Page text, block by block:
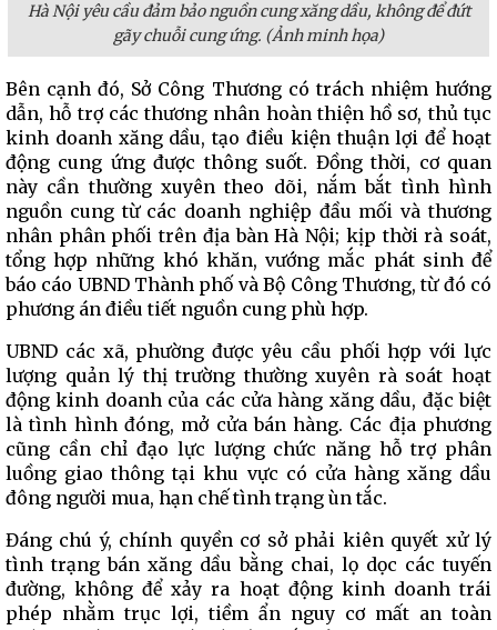
Hà Nội yêu cầu đảm bảo nguồn cung xăng dầu, không để đứt
gãy chuỗi cung ứng. (Ảnh minh họa)
Bên cạnh đó, Sở Công Thương có trách nhiệm hướng
dẫn, hỗ trợ các thương nhân hoàn thiện hồ sơ, thủ tục
kinh doanh xăng dầu, tạo điều kiện thuận lợi để hoạt
động cung ứng được thông suốt. Đồng thời, cơ quan
này cần thường xuyên theo dõi, nắm bắt tình hình
nguồn cung từ các doanh nghiệp đầu mối và thương
nhân phân phối trên địa bàn Hà Nội; kịp thời rà soát,
tổng hợp những khó khăn, vướng mắc phát sinh để
báo cáo UBND Thành phố và Bộ Công Thương, từ đó có
phương án điều tiết nguồn cung phù hợp.
UBND các xã, phường được yêu cầu phối hợp với lực
lượng quản lý thị trường thường xuyên rà soát hoạt
động kinh doanh của các cửa hàng xăng dầu, đặc biệt
là tình hình đóng, mở cửa bán hàng. Các địa phương
cũng cần chỉ đạo lực lượng chức năng hỗ trợ phân
luồng giao thông tại khu vực có cửa hàng xăng dầu
đông người mua, hạn chế tình trạng ùn tắc.
Đáng chú ý, chính quyền cơ sở phải kiên quyết xử lý
tình trạng bán xăng dầu bằng chai, lọ dọc các tuyến
đường, không để xảy ra hoạt động kinh doanh trái
phép nhằm trục lợi, tiềm ẩn nguy cơ mất an toàn